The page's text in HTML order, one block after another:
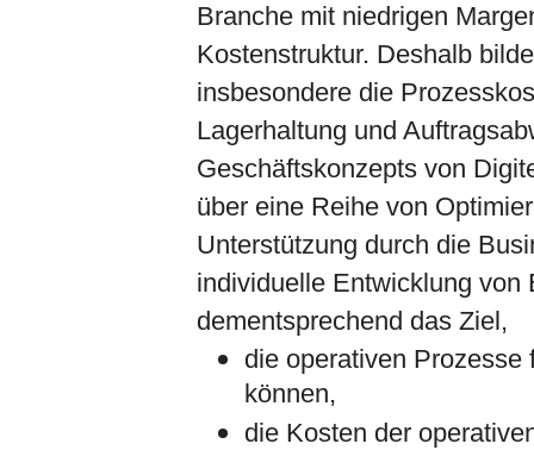
Branche mit niedrigen
Kostenstruktur. Deshalb
insbesondere die
Lagerhaltung und
Geschäftskonzepts von
über eine Reihe von
Unterstützung durch die
individuelle Entwicklung von
dementsprechend das Ziel,
die operativen
können,
die Kosten der